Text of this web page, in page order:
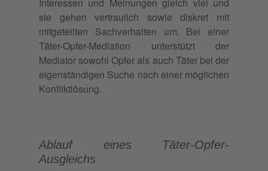
Interessen und Meinungen gleich viel und
sie gehen vertraulich sowie diskret mit
mitgeteilten Sachverhalten um. Bei einer
Täter-Opfer-Mediation unterstützt der
Mediator sowohl Opfer als auch Täter bei der
eigenständigen Suche nach einer möglichen
Konfliktlösung.
Ablauf eines Täter-Opfer-
Ausgleichs